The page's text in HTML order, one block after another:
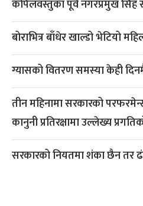
कपिलवस्तुका पूर्व नगरप्रमुख सिंह
बोराभित्र बाँधेर खाल्डो भेटियो
ग्यासको वितरण समस्या केही
तीन महिनामा सरकारको
कानुनी प्रतिरक्षामा उल्लेख्य
सरकारको नियतमा शंका छैन तर